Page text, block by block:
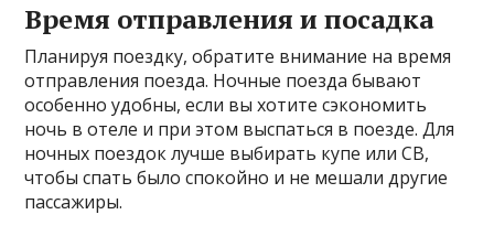
Время отправления и посадка
Планируя поездку, обратите внимание на время
отправления поезда. Ночные поезда бывают
особенно удобны, если вы хотите сэкономить
ночь в отеле и при этом выспаться в поезде. Для
ночных поездок лучше выбирать купе или СВ,
чтобы спать было спокойно и не мешали другие
пассажиры.